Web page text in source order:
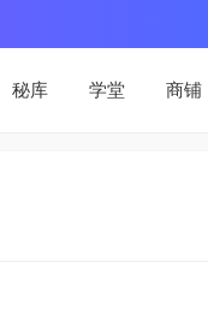
秘库 学堂 商铺